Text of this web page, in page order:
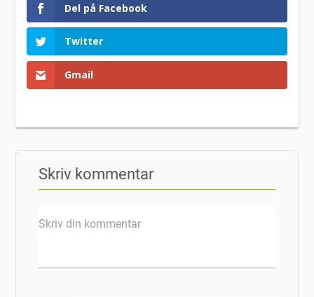
Del på Facebook
Twitter
Gmail
Skriv kommentar
Skriv din kommentar